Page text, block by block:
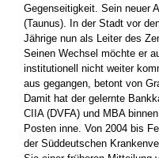
Gegenseitigkeit. Sein neuer
(Taunus). In der Stadt vor
Jährige nun als Leiter des
Seinen Wechsel möchte er
institutionell nicht weiter
aus gegangen, betont von
Damit hat der gelernte
CIIA (DVFA) und MBA
Posten inne. Von 2004 bis
der Süddeutschen